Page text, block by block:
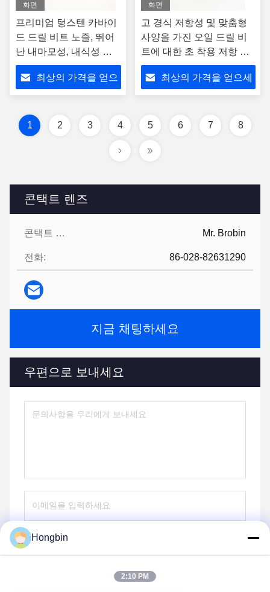
콘택트 렌즈
콘택트 렌즈: Mr. Brobin
전화: 86-028-82631290
지금 채팅하세요
우편으로 보내세요
보내다
화면
프리미엄 텅스텐 카바이
드 드릴 비트 노즐, 뛰어
난 내마모성, 내식성 및
고경도로 가혹한 드릴링
에 적합최상의 가격을 얻으
화면
고 경식 저항성 및 맞춤형
사양을 가진 오일 드릴 비
트에 대한 초 착용 저항 텅
스텐 탄화물 노즐
최상의 가격을 얻으세
1 2 3 4 5 6 7 8
Hongbin
2:10 PM